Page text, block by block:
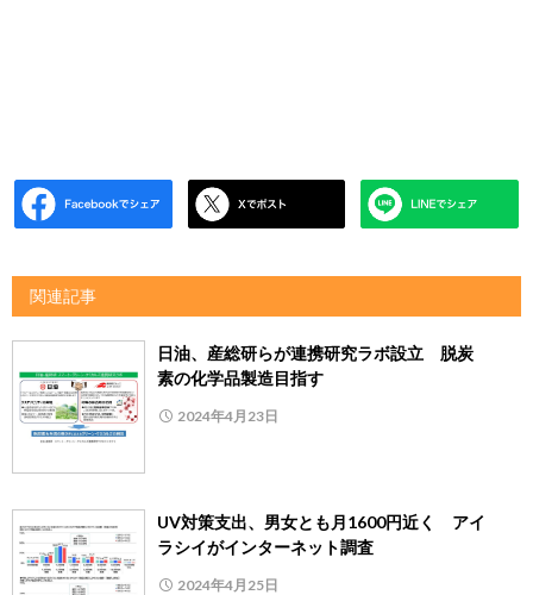
関連記事
日油、産総研らが連携研究ラボ設立 脱炭
素の化学品製造目指す
2024年4月23日
UV対策支出、男女とも月1600円近く アイ
ラシイがインターネット調査
2024年4月25日